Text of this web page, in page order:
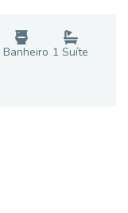
Banheiro 1 Suíte